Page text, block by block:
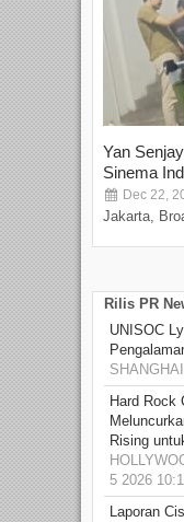
Yan
Sinema
Dec 22,
Jakarta,
Rilis PR
UNISOC
Hard Rock
Rising
5 2026
Laporan